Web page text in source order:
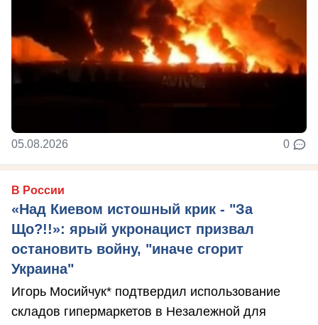
05.08.2026 0
В России
«Над Киевом истошный крик - "За
Що?!!»: ярый укронацист призвал
остановить войну, "иначе сгорит
Украина"
Игорь Мосийчук* подтвердил использование
складов гипермаркетов в Незалежной для